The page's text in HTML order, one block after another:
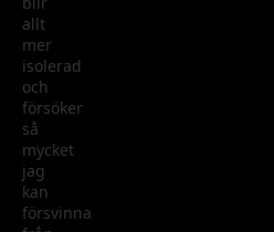
allt
mer
isolerad
och
försöker
så
mycket
jag
kan
försvinna